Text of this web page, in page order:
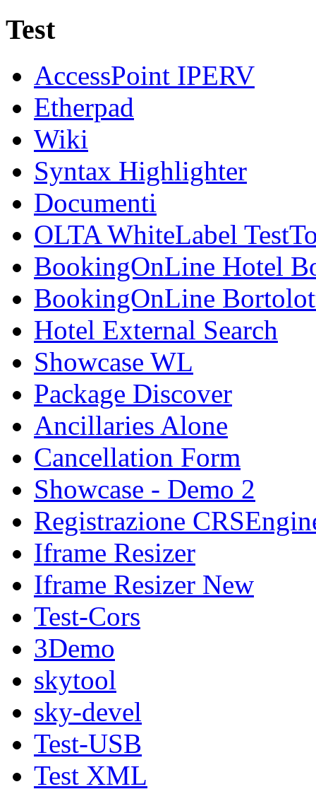
Test
AccessPoint IPERV
Etherpad
Wiki
Syntax Highlighter
Documenti
OLTA WhiteLabel
BookingOnLine Hotel
BookingOnLine
Hotel External Search
Showcase WL
Package Discover
Ancillaries Alone
Cancellation Form
Showcase - Demo 2
Registrazione
Iframe Resizer
Iframe Resizer New
Test-Cors
3Demo
skytool
sky-devel
Test-USB
Test XML